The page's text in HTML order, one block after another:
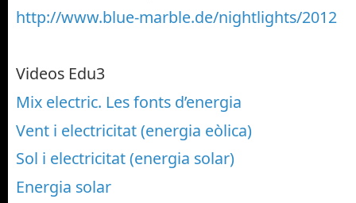
http://www.blue-marble.de/nightlights/2012
Videos Edu3
Mix electric. Les fonts d’energia
Vent i electricitat (energia eòlica)
Sol i electricitat (energia solar)
Energia solar